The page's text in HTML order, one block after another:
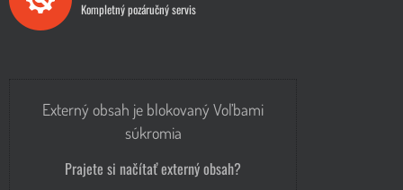
Kompletný pozáručný servis
Externý obsah je blokovaný Voľbami
súkromia
Prajete si načítať externý obsah?